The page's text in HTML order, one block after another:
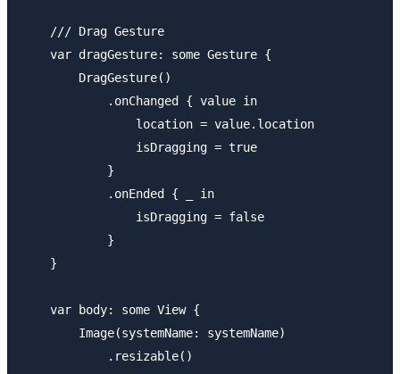
    /// Drag Gesture
    var dragGesture: some Gesture {
        DragGesture()
            .onChanged { value in
                location = value.location
                isDragging = true
            }
            .onEnded { _ in
                isDragging = false
            }
    }
    var body: some View {
        Image(systemName: systemName)
            .resizable()